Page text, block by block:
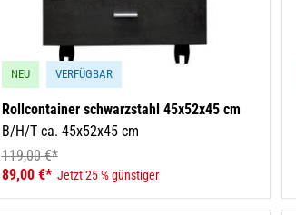
NEU VERFÜGBAR
Rollcontainer schwarzstahl 45x52x45 cm
B/H/T ca. 45x52x45 cm
119,00 €*
89,00 €* Jetzt 25 % günstiger